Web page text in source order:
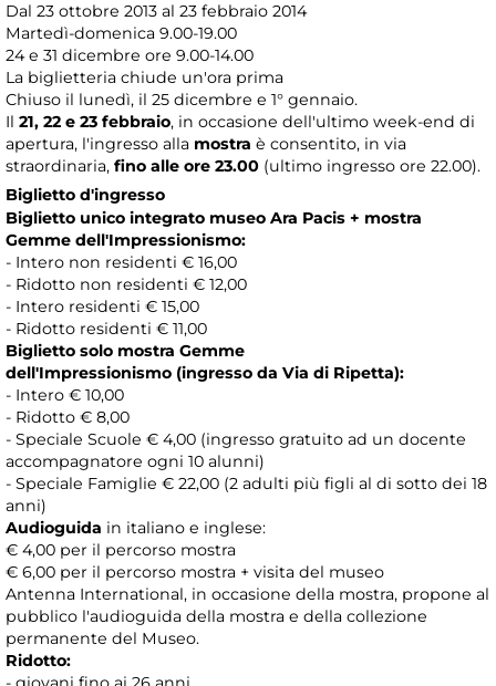
Dal 23 ottobre 2013 al 23 febbraio 2014
Martedì-domenica 9.00-19.00
24 e 31 dicembre ore 9.00-14.00
La biglietteria chiude un'ora prima
Chiuso il lunedì, il 25 dicembre e 1° gennaio.
Il 21, 22 e 23 febbraio, in occasione dell'ultimo week-end di
apertura, l'ingresso alla mostra è consentito, in via
straordinaria, fino alle ore 23.00 (ultimo ingresso ore 22.00).
Biglietto d'ingresso
Biglietto unico integrato museo Ara Pacis + mostra
Gemme dell'Impressionismo:
- Intero non residenti € 16,00
- Ridotto non residenti € 12,00
- Intero residenti € 15,00
- Ridotto residenti € 11,00
Biglietto solo mostra Gemme
dell'Impressionismo (ingresso da Via di Ripetta):
- Intero € 10,00
- Ridotto € 8,00
- Speciale Scuole € 4,00 (ingresso gratuito ad un docente
accompagnatore ogni 10 alunni)
- Speciale Famiglie € 22,00 (2 adulti più figli al di sotto dei 18
anni)
Audioguida in italiano e inglese:
€ 4,00 per il percorso mostra
€ 6,00 per il percorso mostra + visita del museo
Antenna International, in occasione della mostra, propone al
pubblico l'audioguida della mostra e della collezione
permanente del Museo.
Ridotto: